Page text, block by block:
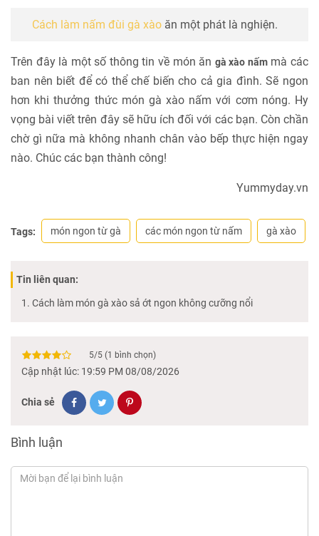
Cách làm nấm đùi gà xào ăn một phát là nghiện.
Trên đây là một số thông tin về món ăn gà xào nấmmà các
ban nên biết để có thể chế biến cho cả gia đình. Sẽ ngon
hơn khi thưởng thức món gà xào nấm với cơm nóng. Hy
vọng bài viết trên đây sẽ hữu ích đối với các bạn. Còn chần
chờ gì nữa mà không nhanh chân vào bếp thực hiện ngay
nào. Chúc các bạn thành công!
Yummyday.vn
Tags: món ngon từ gà các món ngon từ nấm gà xào
Tin liên quan:
Cách làm món gà xào sả ớt ngon không cưỡng nổi
5/5 (1 bình chọn)
Cập nhật lúc: 19:59 PM 08/08/2026
Chia sẻ
Bình luận